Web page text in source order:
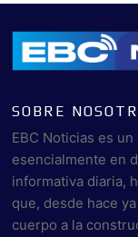
SOBRE
EBC Noticias es
esencialmente en
informativa diaria,
que, desde hace
cuerpo a la